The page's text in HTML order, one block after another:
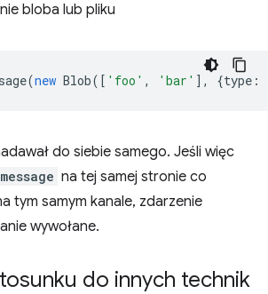
bloba lub pliku
(new Blob([ 'foo' , 'bar' ], {type :
do siebie samego. Jeśli więc
na tej samej stronie co
tym samym kanale, zdarzenie
wywołane.
do innych technik